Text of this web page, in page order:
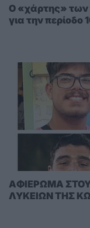
Ο «χάρτης»
για την περίοδο
AΦΙΕΡΩΜΑ
ΛΥΚΕΙΩΝ ΤΗΣ ΚΩ